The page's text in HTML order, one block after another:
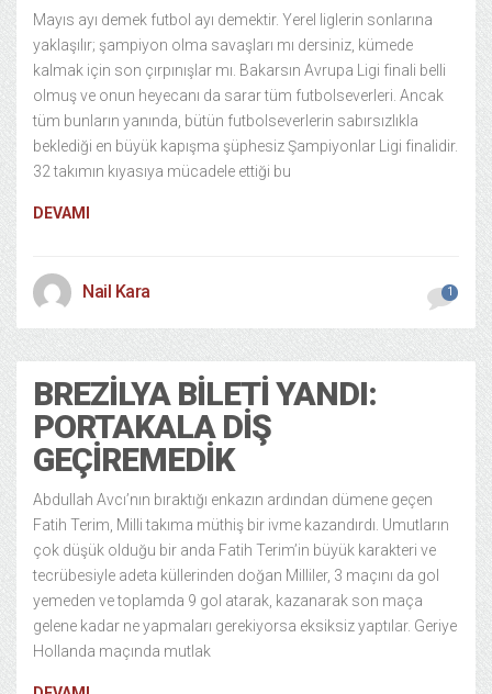
Mayıs ayı demek futbol ayı demektir. Yerel liglerin sonlarına
yaklaşılır; şampiyon olma savaşları mı dersiniz, kümede
kalmak için son çırpınışlar mı. Bakarsın Avrupa Ligi finali belli
olmuş ve onun heyecanı da sarar tüm futbolseverleri. Ancak
tüm bunların yanında, bütün futbolseverlerin sabırsızlıkla
beklediği en büyük kapışma şüphesiz Şampiyonlar Ligi finalidir.
32 takımın kıyasıya mücadele ettiği bu
DEVAMI
Nail Kara 1
BREZILYA BILETI YANDI:
PORTAKALA DIŞ
GEÇIREMEDIK
Abdullah Avcı’nın bıraktığı enkazın ardından dümene geçen
Fatih Terim, Milli takıma müthiş bir ivme kazandırdı. Umutların
çok düşük olduğu bir anda Fatih Terim’in büyük karakteri ve
tecrübesiyle adeta küllerinden doğan Milliler, 3 maçını da gol
yemeden ve toplamda 9 gol atarak, kazanarak son maça
gelene kadar ne yapmaları gerekiyorsa eksiksiz yaptılar. Geriye
Hollanda maçında mutlak